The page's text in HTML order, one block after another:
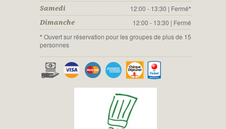
Samedi 12:00 - 13:30 | Fermé*
Dimanche 12:00 - 13:30 | Fermé
* Ouvert sur réservation pour les groupes de plus de 15
personnes